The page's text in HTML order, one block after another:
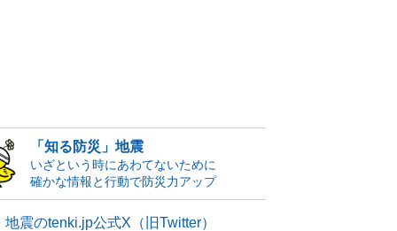
「知る防災」地震
いざという時にあわてないために
確かな情報と行動で防災力アップ
地震のtenki.jp公式X（旧Twitter）